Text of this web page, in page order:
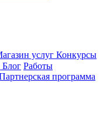
услуг Конкурсы
Блог Работы
программа